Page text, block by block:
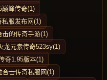
巅峰传奇(1)
私服发布网(1)
击的传奇手游(1)
龙元素传奇523sy(1)
奇1.95版本(1)
合击传奇私服网(1)